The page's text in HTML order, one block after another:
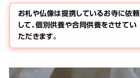
お札や仏像は提携しているお寺に依頼
して、個別供養や合同供養をさせてい
ただきます。